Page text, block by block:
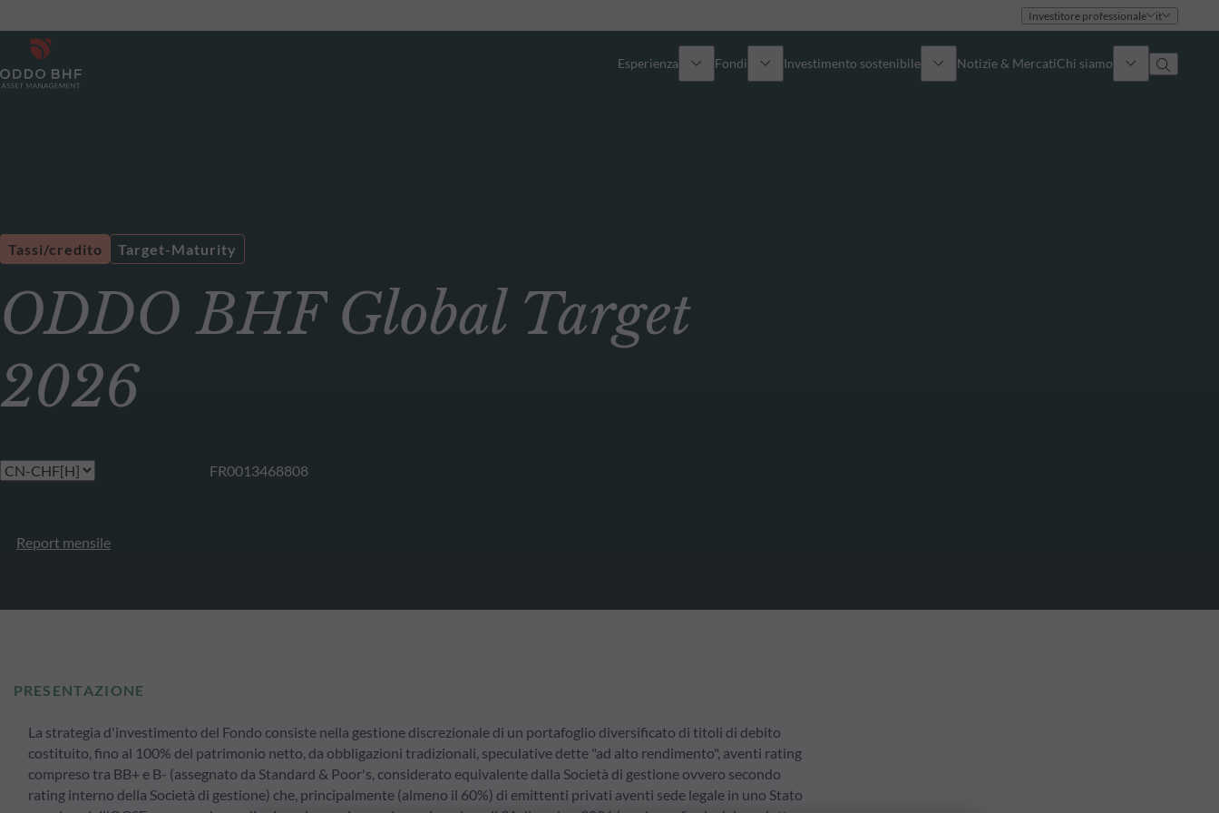
Investitore professionale it
Esperienza
Private Assets
Fondi Investimento sostenibile Notizie & MercatiChi siamo
ODDO BHF Global Target
2026
Tassi/credito Target-Maturity
FR0013468808
Report mensile
PRESENTAZIONE
La strategia d'investimento del Fondo consiste nella gestione discrezionale di un portafoglio diversificato di titoli di debito
costituito, fino al 100% del patrimonio netto, da obbligazioni tradizionali, speculative dette "ad alto rendimento", aventi rating
compreso tra BB+ e B- (assegnato da Standard & Poor's, considerato equivalente dalla Società di gestione ovvero secondo
rating interno della Società di gestione) che, principalmente (almeno il 60%) di emittenti privati aventi sede legale in uno Stato